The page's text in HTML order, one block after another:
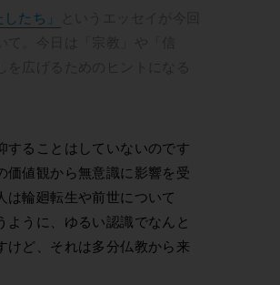
たち」
することはしていないのです
価値観から無意識に影響を受
輪廻転生や前世について
ように、ゆるい認識でなんと
けど、それは多分仏教から来